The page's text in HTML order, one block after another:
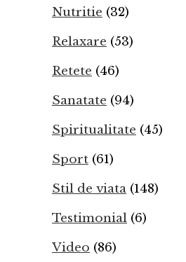
Nutritie (32)
Relaxare (53)
Retete (46)
Sanatate (94)
Spiritualitate (45)
Sport (61)
Stil de viata (148)
Testimonial (6)
Video (86)